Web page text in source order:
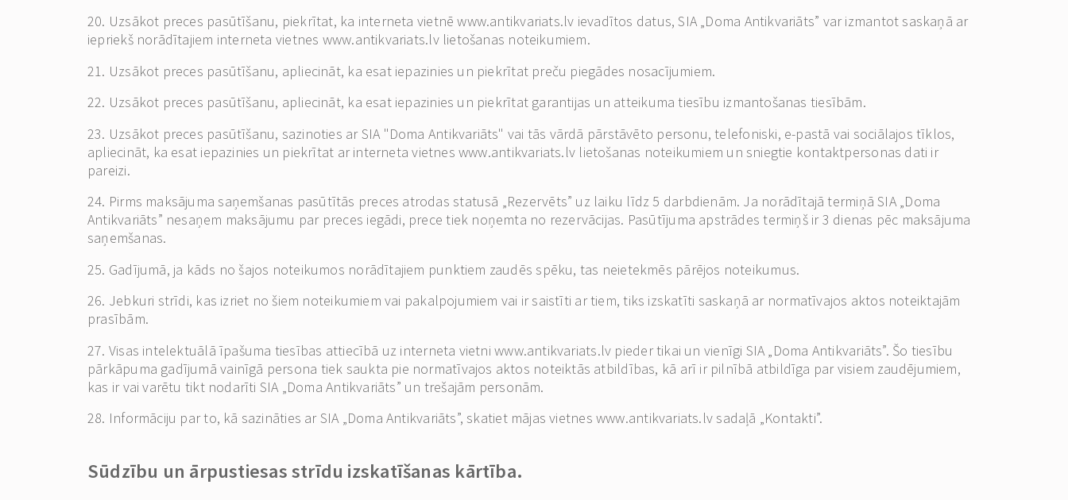
20. Uzsākot preces pasūtīšanu, piekrītat, ka interneta vietnē www.antikvariats.lv ievadītos datus, SIA „Doma Antikvariāts” var izmantot saskaņā ar
iepriekš norādītajiem interneta vietnes www.antikvariats.lv lietošanas noteikumiem.
21. Uzsākot preces pasūtīšanu, apliecināt, ka esat iepazinies un piekrītat preču piegādes nosacījumiem.
22. Uzsākot preces pasūtīšanu, apliecināt, ka esat iepazinies un piekrītat garantijas un atteikuma tiesību izmantošanas tiesībām.
23. Uzsākot preces pasūtīšanu, sazinoties ar SIA "Doma Antikvariāts" vai tās vārdā pārstāvēto personu, telefoniski, e-pastā vai sociālajos tīklos,
apliecināt, ka esat iepazinies un piekrītat ar interneta vietnes www.antikvariats.lv lietošanas noteikumiem un sniegtie kontaktpersonas dati ir
pareizi.
24. Pirms maksājuma saņemšanas pasūtītās preces atrodas statusā „Rezervēts” uz laiku līdz 5 darbdienām. Ja norādītajā termiņā SIA „Doma
Antikvariāts” nesaņem maksājumu par preces iegādi, prece tiek noņemta no rezervācijas. Pasūtījuma apstrādes termiņš ir 3 dienas pēc maksājuma
saņemšanas.
25. Gadījumā, ja kāds no šajos noteikumos norādītajiem punktiem zaudēs spēku, tas neietekmēs pārējos noteikumus.
26. Jebkuri strīdi, kas izriet no šiem noteikumiem vai pakalpojumiem vai ir saistīti ar tiem, tiks izskatīti saskaņā ar normatīvajos aktos noteiktajām
prasībām.
27. Visas intelektuālā īpašuma tiesības attiecībā uz interneta vietni www.antikvariats.lv pieder tikai un vienīgi SIA „Doma Antikvariāts”. Šo tiesību
pārkāpuma gadījumā vainīgā persona tiek saukta pie normatīvajos aktos noteiktās atbildības, kā arī ir pilnībā atbildīga par visiem zaudējumiem,
kas ir vai varētu tikt nodarīti SIA „Doma Antikvariāts” un trešajām personām.
28. Informāciju par to, kā sazināties ar SIA „Doma Antikvariāts”, skatiet mājas vietnes www.antikvariats.lv sadaļā „Kontakti”.
Sūdzību un ārpustiesas strīdu izskatīšanas kārtība.